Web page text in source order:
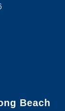
Beach